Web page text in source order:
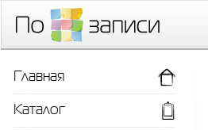
Главная
Каталог